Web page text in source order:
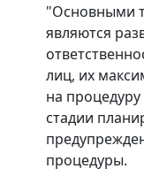
"Основными
являются
лиц, их
на
стадии
процедуры.